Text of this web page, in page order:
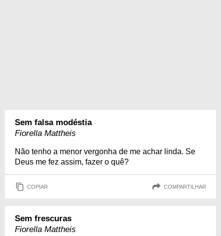
Sem falsa modéstia
Fiorella Mattheis
Não tenho a menor vergonha de me achar linda. Se
Deus me fez assim, fazer o quê?
COPIAR COMPARTILHAR
Sem frescuras
Fiorella Mattheis